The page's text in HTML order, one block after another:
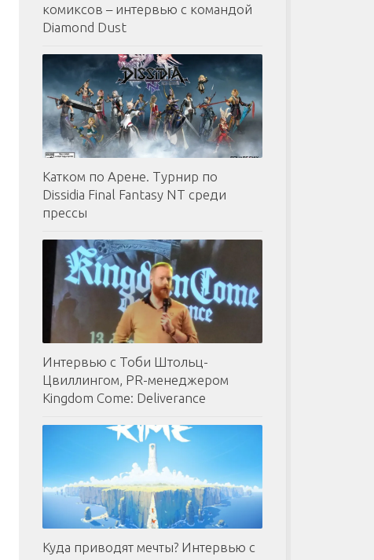
комиксов – интервью с командой
Diamond Dust
Катком по Арене. Турнир по
Dissidia Final Fantasy NT среди
прессы
Интервью с Тоби Штольц-
Цвиллингом, PR-менеджером
Kingdom Come: Deliverance
Куда приводят мечты? Интервью с